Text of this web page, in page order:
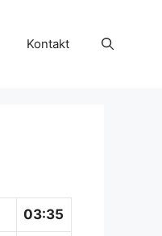
Kontakt
03:35